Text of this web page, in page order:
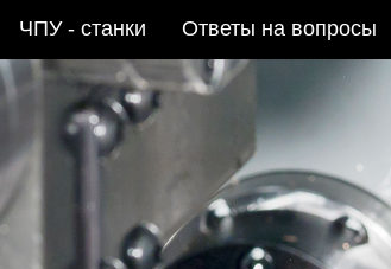
ЧПУ - станки Ответы на вопросы